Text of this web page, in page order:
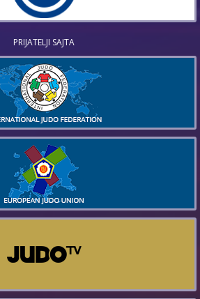
PRIJATELJI SAJTA